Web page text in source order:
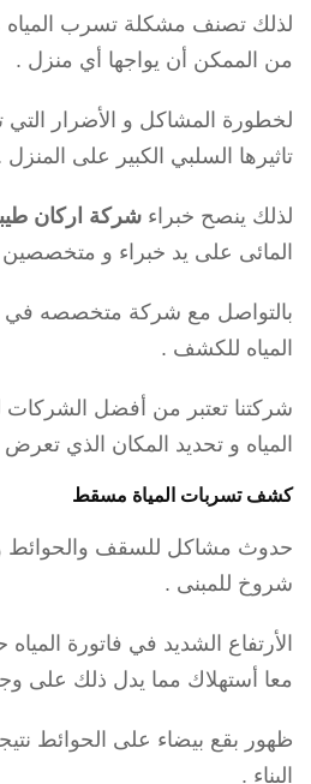
لذلك تصنف مشكلة تسرب
من الممكن أن يواجها أي منزل .
لخطورة المشاكل و الأضرار
تاثيرها السلبي الكبير على المنزل
لذلك ينصح خبراء شركة اركان
المائى على يد خبراء و
بالتواصل مع شركة متخصصه
المياه للكشف .
شركتنا تعتبر من أفضل
المياه و تحديد المكان الذي
كشف تسربات المياة مسقط
حدوث مشاكل للسقف
شروخ للمبنى .
الأرتفاع الشديد في فاتورة
معا أستهلاك مما يدل ذلك على
ظهور بقع بيضاء على الحوائط
البناء .